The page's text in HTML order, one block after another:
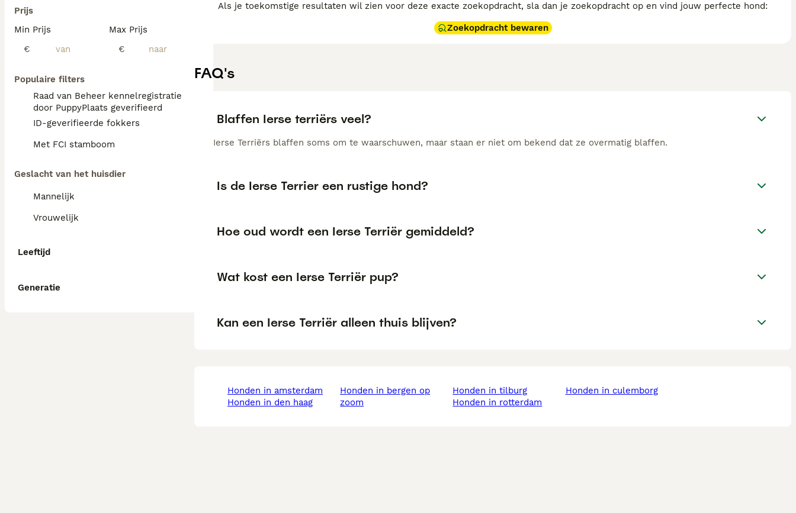
Prijs
Min Prijs
€
Max Prijs
€
Populaire filters
Raad van Beheer kennelregistratie
door PuppyPlaats geverifieerd
ID-geverifieerde fokkers
Met FCI stamboom
Geslacht van het huisdier
Mannelijk
Vrouwelijk
Leeftijd
Generatie
Als je toekomstige resultaten wil zien voor deze exacte zoekopdracht, sla dan je zoekopdracht op en vind jouw perfecte hond:
Zoekopdracht bewaren
FAQ's
Blaffen Ierse terriërs veel?
Ierse Terriërs blaffen soms om te waarschuwen, maar staan er niet om bekend dat ze overmatig blaffen.
Is de Ierse Terrier een rustige hond?
Hoe oud wordt een Ierse Terriër gemiddeld?
Wat kost een Ierse Terriër pup?
Kan een Ierse Terriër alleen thuis blijven?
honden in amsterdam
honden in den haag
honden in bergen op
zoom
honden in tilburg
honden in rotterdam
honden in culemborg